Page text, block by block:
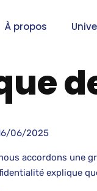
À propos
06/2025
accordons une
explique